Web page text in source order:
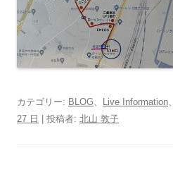
カテゴリー: BLOG、 Live Information、
27 日
投稿者: 北山 敦子